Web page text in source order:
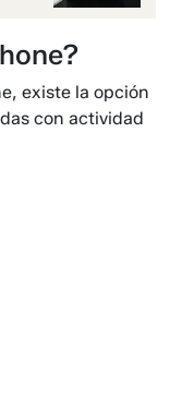
existe la opción
con actividad